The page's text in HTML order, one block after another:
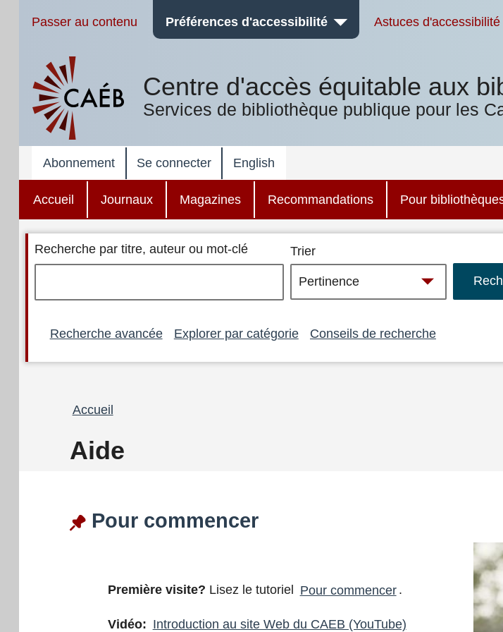
Passer au contenu Préférences d'accessibilité Astuces d'accessibilité
Centre d'accès équitable aux
Services de bibliothèque publique pour les
Abonnement Se connecter English
Accueil Journaux Magazines Recommandations Pour
Recherche par titre, auteur ou mot-clé Trier
Recherche avancée Explorer par catégorie Conseils de recherche
Fil
Accueil
Aide
Pour commencer
Première visite? Lisez le tutoriel Pour commencer .
Vidéo: Introduction au site Web du CAEB (YouTube)